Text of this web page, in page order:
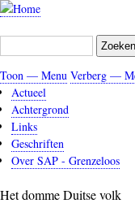
Overslaan
de
inhoud
gaan
Zoeken
Menu
Toon — Menu Verberg —
Actueel
Achtergrond
Links
Geschriften
Over SAP - Grenzeloos
Het domme Duitse volk